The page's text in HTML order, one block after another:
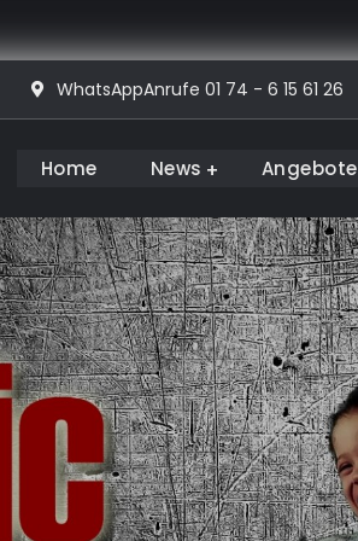
WhatsAppAnrufe 01 74 - 6 15 61 26
Home News Angebote